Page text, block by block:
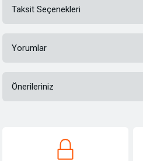
Taksit Seçenekleri
Yorumlar
Önerileriniz
Görüş ve önerileriniz için teşekkür ederiz.